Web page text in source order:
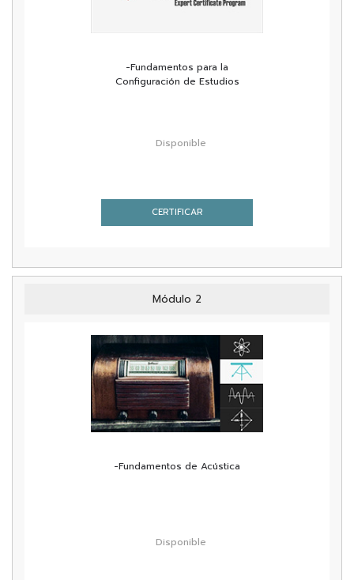
-Fundamentos para la
Configuración de Estudios
Disponible
CERTIFICAR
Módulo 2
-Fundamentos de Acústica
Disponible